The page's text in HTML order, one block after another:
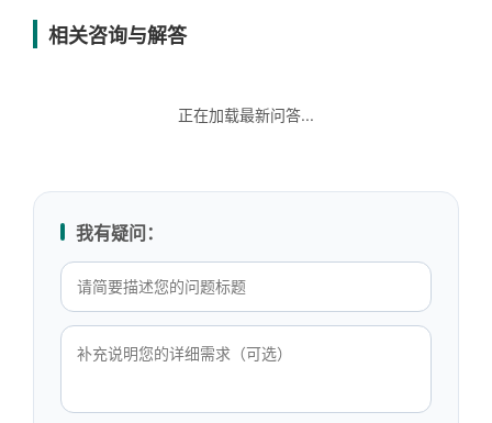
相关咨询与解答
正在加载最新问答...
我有疑问：